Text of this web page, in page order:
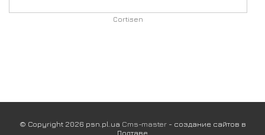
Cortisen
© Copyright 2026 psn.pl.ua Cms-master- создание сайтов в
Полтаве